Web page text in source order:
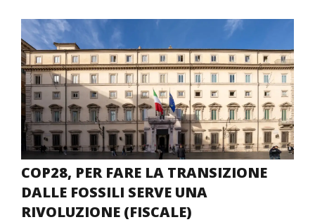
COP28, PER FARE LA TRANSIZIONE
DALLE FOSSILI SERVE UNA
RIVOLUZIONE (FISCALE)